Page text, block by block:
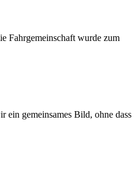
Fahrgemeinschaft wurde zum
gemeinsames Bild, ohne dass